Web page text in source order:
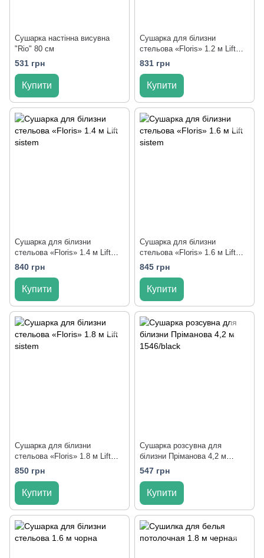
Сушарка настінна висувна
"Rio" 80 см
531 грн
Купити
Сушарка для білизни
стельова «Floris» 1.2 м Lift
sistem
831 грн
Купити
Сушарка для білизни
стельова «Floris» 1.4 м Lift
sistem
840 грн
Купити
Сушарка для білизни
стельова «Floris» 1.6 м Lift
sistem
845 грн
Купити
Сушарка для білизни
стельова «Floris» 1.8 м Lift
sistem
850 грн
Купити
Сушарка розсувна для
білизни Пріманова 4,2 м
1546/black
547 грн
Купити